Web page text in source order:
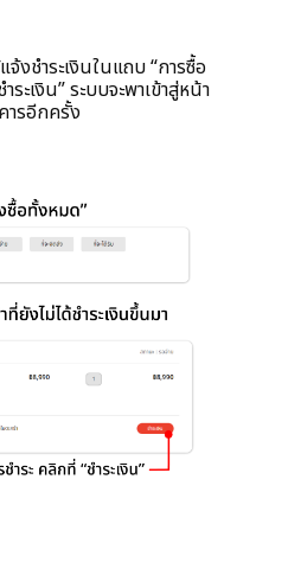
งชำระเงินในแถบ “การซื้อ
ะเงิน” ระบบจะพาเข้าสู่หน้า
ารอีกครั้ง